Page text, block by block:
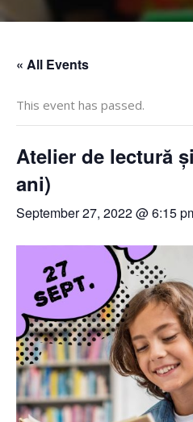
« All Events
This event has passed.
Atelier de lectură
ani)
September 27, 2022 @ 6:15